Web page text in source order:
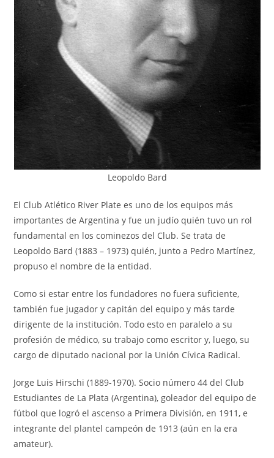
Leopoldo Bard
El Club Atlético River Plate es uno de los equipos más
importantes de Argentina y fue un judío quién tuvo un rol
fundamental en los cominezos del Club. Se trata de
Leopoldo Bard (1883 – 1973) quién, junto a Pedro Martínez,
propuso el nombre de la entidad.
Como si estar entre los fundadores no fuera suficiente,
también fue jugador y capitán del equipo y más tarde
dirigente de la institución. Todo esto en paralelo a su
profesión de médico, su trabajo como escritor y, luego, su
cargo de diputado nacional por la Unión Cívica Radical.
Jorge Luis Hirschi (1889-1970). Socio número 44 del Club
Estudiantes de La Plata (Argentina), goleador del equipo de
fútbol que logró el ascenso a Primera División, en 1911, e
integrante del plantel campeón de 1913 (aún en la era
amateur).